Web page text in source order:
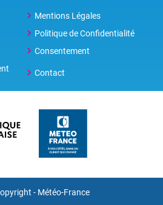
Mentions Légales
Politique de Confidentialité
Consentement
Contact
- Météo-France